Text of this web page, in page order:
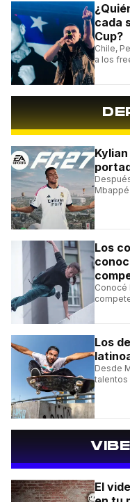
cada
Cup?
Chile,
a los
Mbappé
Los
Conocé
Los
Desde
talentos
El